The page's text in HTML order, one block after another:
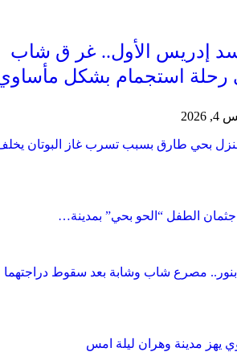
إدريس الأول.. غر ق شاب
رحلة استجمام بشكل
بحي طارق بسبب تسرب غاز البوتان
جثمان الطفل “الحو بحي” بمدينة…
مصرع شاب وشابة بعد سقوط دراجتهما
يهز مدينة وهران ليلة امس